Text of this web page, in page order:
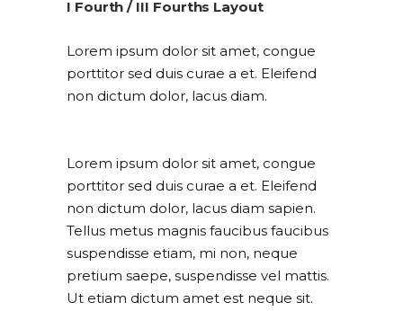
I Fourth / III Fourths Layout
Lorem ipsum dolor sit amet, congue
porttitor sed duis curae a et. Eleifend
non dictum dolor, lacus diam.
Lorem ipsum dolor sit amet, congue
porttitor sed duis curae a et. Eleifend
non dictum dolor, lacus diam sapien.
Tellus metus magnis faucibus faucibus
suspendisse etiam, mi non, neque
pretium saepe, suspendisse vel mattis.
Ut etiam dictum amet est neque sit.